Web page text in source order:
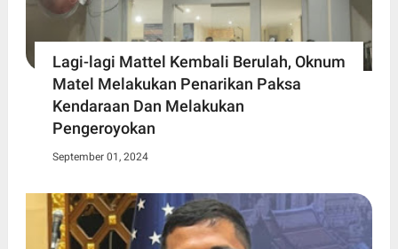
Lagi-lagi Mattel Kembali Berulah, Oknum
Matel Melakukan Penarikan Paksa
Kendaraan Dan Melakukan
Pengeroyokan
September 01, 2024